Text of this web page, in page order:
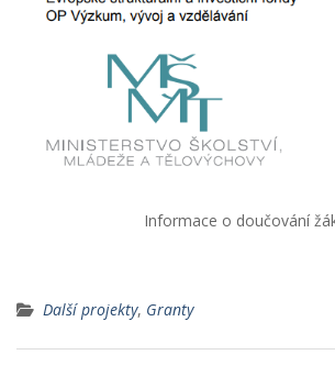
Informace o doučování
Další projekty, Granty